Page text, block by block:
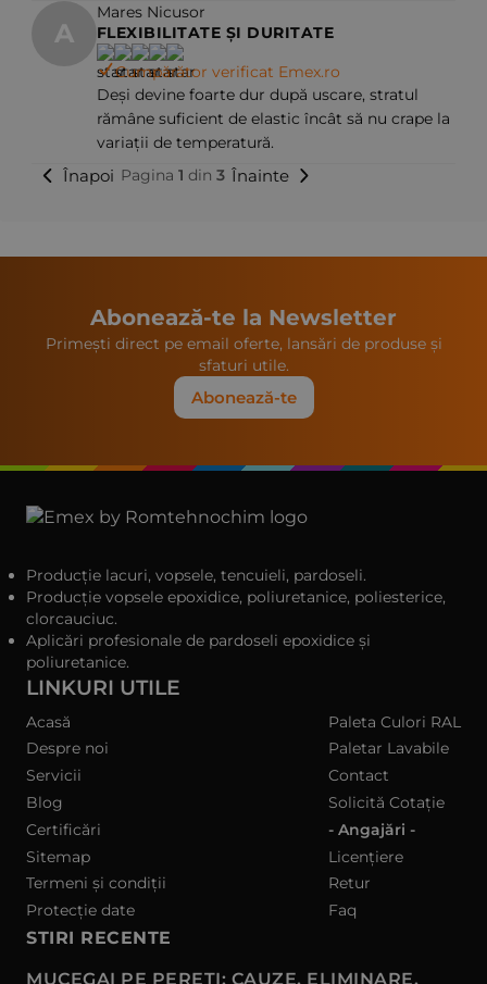
A
Mares Nicusor
FLEXIBILITATE ȘI DURITATE
Cumpărător verificat Emex.ro
Deși devine foarte dur după uscare, stratul
rămâne suficient de elastic încât să nu crape la
variații de temperatură.
Înapoi Pagina 1 din 3 Înainte
Abonează-te la Newsletter
Primești direct pe email oferte, lansări de produse și
sfaturi utile.
Abonează-te
Producție lacuri, vopsele, tencuieli, pardoseli.
Producție vopsele epoxidice, poliuretanice, poliesterice,
clorcauciuc.
Aplicări profesionale de pardoseli epoxidice și
poliuretanice.
LINKURI UTILE
Acasă
Despre noi
Servicii
Blog
Certificări
Sitemap
Termeni și condiții
Protecție date
Paleta Culori RAL
Paletar Lavabile
Contact
Solicită Cotație
- Angajări -
Licențiere
Retur
Faq
STIRI RECENTE
MUCEGAI PE PEREȚI: CAUZE, ELIMINARE,